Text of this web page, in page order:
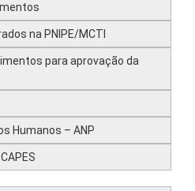
na PNIPE/MCTI
para aprovação da
Humanos – ANP